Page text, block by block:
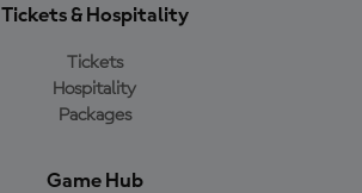
Tickets & Hospitality
Tickets
Hospitality
Packages
Game Hub